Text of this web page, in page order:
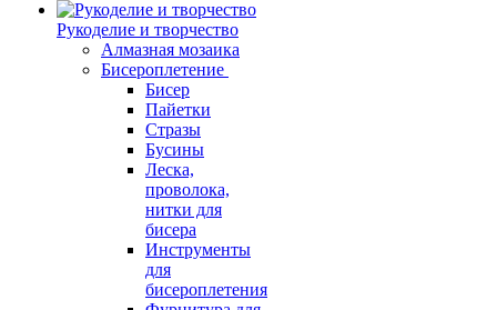
Рукоделие и творчество
Алмазная мозаика
Бисероплетение
Бисер
Пайетки
Стразы
Бусины
Леска,
проволока,
нитки для
бисера
Инструменты
для
бисероплетения